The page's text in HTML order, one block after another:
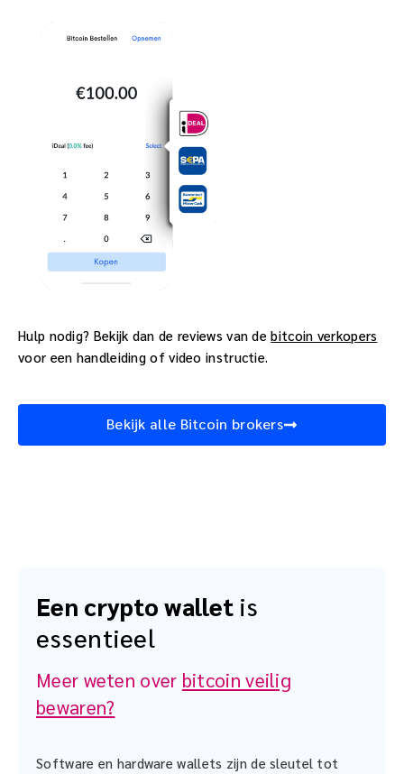
Hulp nodig? Bekijk dan de reviews van debitcoin verkopers
voor een handleiding of video instructie.
Bekijk alle Bitcoin brokers
Een crypto wallet is
essentieel
Meer weten over bitcoin veilig
bewaren?
Software en hardware wallets zijn de sleutel tot